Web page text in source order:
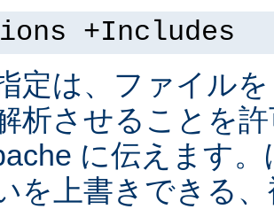
+Includes
定は、ファイル
析させることを
に伝えます
を上書きできる